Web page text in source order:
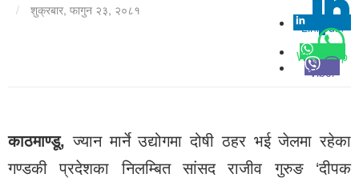
/ शुक्रबार, फागुन २३, २०८१
Linkedin
0
Whatsapp
Viber
काठमाण्डू, ज्यान मार्ने उद्योगमा दोषी ठहर भई जेलमा रहेका
गण्डकी प्रदेशका निलम्बित सांसद राजीव गुरुङ ‘दीपक